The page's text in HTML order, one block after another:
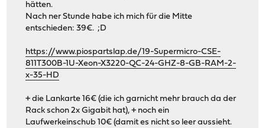
hätten.
Nach ner Stunde habe ich mich für die Mitte
entschieden: 39€. ;D
https://www.piospartslap.de/19-Supermicro-CSE-
811T300B-1U-Xeon-X3220-QC-24-GHZ-8-GB-RAM-2-
x-35-HD
+ die Lankarte 16€ (die ich garnicht mehr brauch da der
Rack schon 2x Gigabit hat), + noch ein
Laufwerkeinschub 10€ (damit es nicht so leer aussieht.